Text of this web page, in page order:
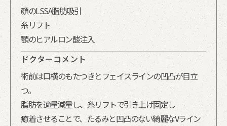
顔のLSSA脂肪吸引
糸リフト
顎のヒアルロン酸注入
ドクターコメント
術前は口横のもたつきとフェイスラインの凹凸が目立
つ。
脂肪を適量減量し、糸リフトで引き上げ固定し
癒着させることで、たるみと凹凸のない綺麗なVライン